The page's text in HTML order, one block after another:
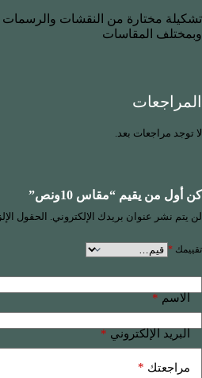
تشكيلة مختارة من النقشات والرسمات
وبمختلف المقاسات
المراجعات
لا توجد مراجعات بعد.
كن أول من يقيم “مقاس 10ونص”
لن يتم نشر عنوان بريدك الإلكتروني. الحقول
تقييمك *
الاسم*
البريد الإلكتروني*
مراجعتك *